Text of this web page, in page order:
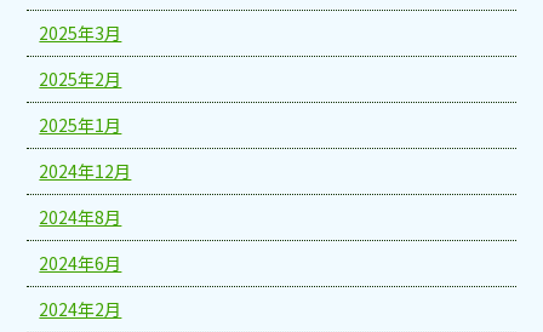
2025年3月
2025年2月
2025年1月
2024年12月
2024年8月
2024年6月
2024年2月